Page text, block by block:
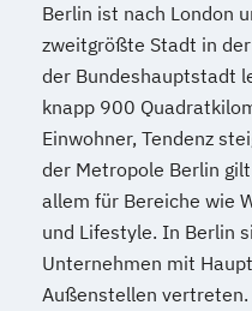
Berlin ist nach London
zweitgrößte Stadt in
der Bundeshauptstadt
knapp 900
Einwohner, Tendenz
der Metropole Berlin
allem für Bereiche wie
und Lifestyle. In Berlin
Unternehmen mit
Außenstellen vertreten.